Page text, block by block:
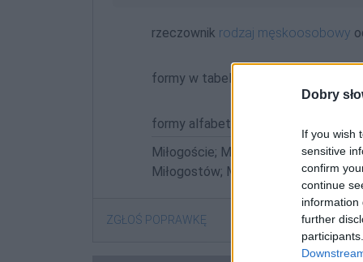
Dobry
If you wish
sensitive
confirm
continue
information
further
rzeczownik rodzaj męskoosobowy
formy w tabelce:
formy alfabetycznie:
Miłogoście; Miłogost; Miłogosta;
Miłogostów; Miłogostowi;
ZGŁOŚ POPRAWKĘ